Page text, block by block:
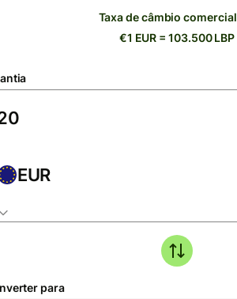
Taxa de câmbio comercial
€1 EUR = 103.500 LBP
EUR
para